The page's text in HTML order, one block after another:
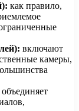
как правило,
включают
камеры,
объединяет